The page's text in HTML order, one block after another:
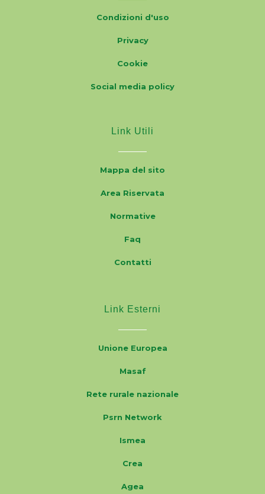
Condizioni d'uso
Privacy
Cookie
Social media policy
Link Utili
Mappa del sito
Area Riservata
Normative
Faq
Contatti
Link Esterni
Unione Europea
Masaf
Rete rurale nazionale
Psrn Network
Ismea
Crea
Agea